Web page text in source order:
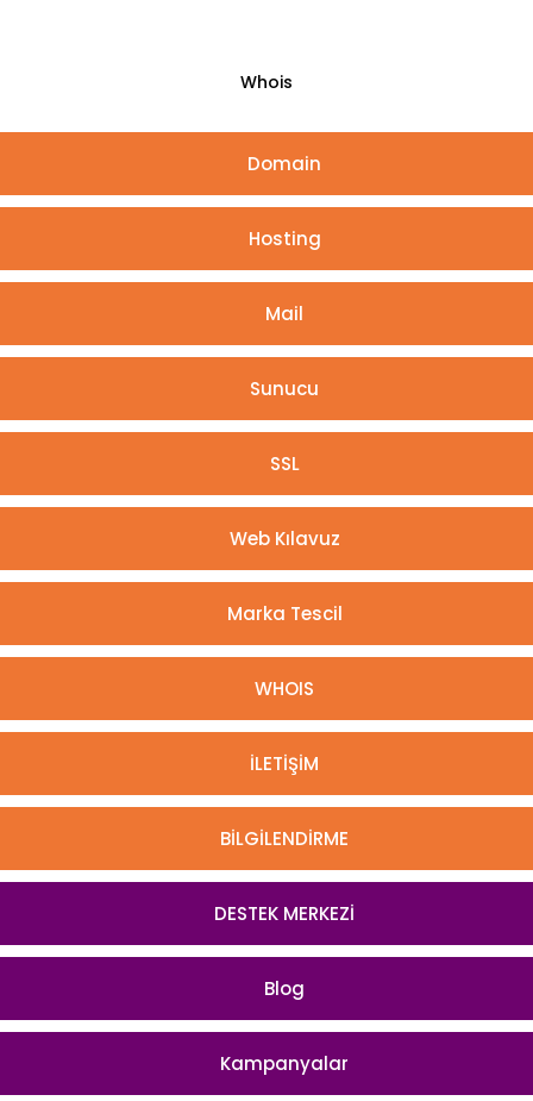
Whois
Domain
Hosting
Mail
Sunucu
SSL
Web Kılavuz
Marka Tescil
WHOIS
İLETİŞİM
BİLGİLENDİRME
DESTEK MERKEZİ
Blog
Kampanyalar